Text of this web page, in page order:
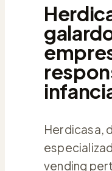
Herdicasa,
vending